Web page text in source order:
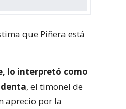
que Piñera está
lo interpretó como
, el timonel de
aprecio por la